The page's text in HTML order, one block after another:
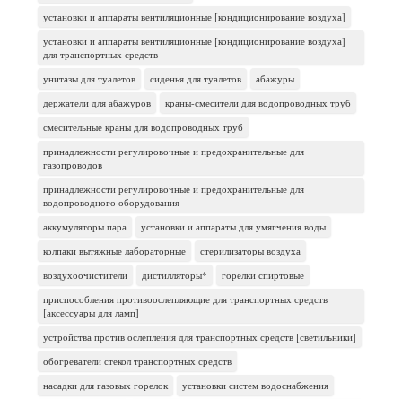
установки и аппараты вентиляционные [кондиционирование воздуха]
установки и аппараты вентиляционные [кондиционирование воздуха]
для транспортных средств
унитазы для туалетов
сиденья для туалетов
абажуры
держатели для абажуров
краны-смесители для водопроводных труб
смесительные краны для водопроводных труб
принадлежности регулировочные и предохранительные для
газопроводов
принадлежности регулировочные и предохранительные для
водопроводного оборудования
аккумуляторы пара
установки и аппараты для умягчения воды
колпаки вытяжные лабораторные
стерилизаторы воздуха
воздухоочистители
дистилляторы*
горелки спиртовые
приспособления противоослепляющие для транспортных средств
[аксессуары для ламп]
устройства против ослепления для транспортных средств [светильники]
обогреватели стекол транспортных средств
насадки для газовых горелок
установки систем водоснабжения